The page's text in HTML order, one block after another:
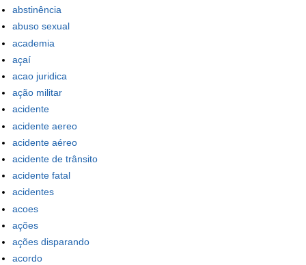
abstinência
abuso sexual
academia
açaí
acao juridica
ação militar
acidente
acidente aereo
acidente aéreo
acidente de trânsito
acidente fatal
acidentes
acoes
ações
ações disparando
acordo